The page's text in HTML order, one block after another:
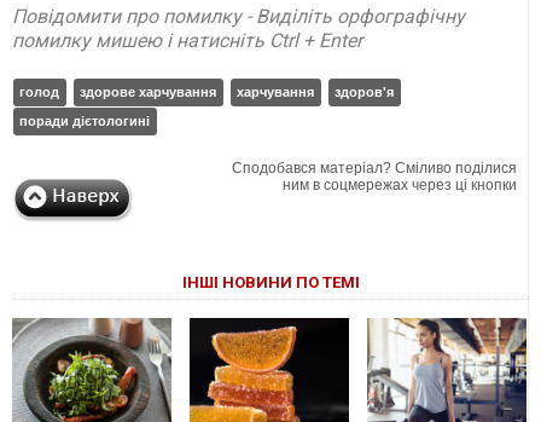
Повідомити про помилку - Виділіть орфографічну
помилку мишею і натисніть Ctrl + Enter
голод здорове харчування харчування
здоров'я
поради дієтологині
Сподобався матеріал? Сміливо поділися
ним в соцмережах через ці кнопки
ІНШІ НОВИНИ ПО ТЕМІ